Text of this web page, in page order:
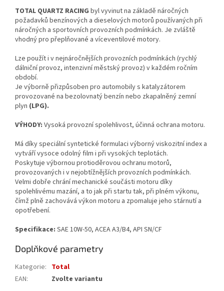
TOTAL QUARTZ RACING byl vyvinut na základě náročných
požadavků benzínových a dieselových motorů používaných při
náročných a sportovních provozních podmínkách. Je zvláště
vhodný pro přeplňované a víceventilové motory.
Lze použít i v nejnáročnějších provozních podmínkách (rychlý
dálniční provoz, intenzivní městský provoz) v každém ročním
období.
Je výborně přizpůsoben pro automobily s katalyzátorem
provozované na bezolovnatý benzín nebo zkapalněný zemní
plyn (LPG).
VÝHODY: Vysoká provozní spolehlivost, účinná ochrana motoru.
Má díky speciální syntetické formulaci výborný viskozitní index a
vytváří vysoce odolný film i při vysokých teplotách.
Poskytuje výbornou protioděrovou ochranu motorů,
provozovaných i v nejobtížnějších provozních podmínkách.
Velmi dobře chrání mechanické součásti motoru díky
spolehlivému mazání, a to jak při startu tak, při plném výkonu,
čímž plně zachovává výkon motoru a zpomaluje jeho stárnutí a
opotřebení.
Specifikace: SAE 10W-50, ACEA A3/B4, API SN/CF
Doplňkové parametry
Kategorie: Total
EAN: Zvolte variantu